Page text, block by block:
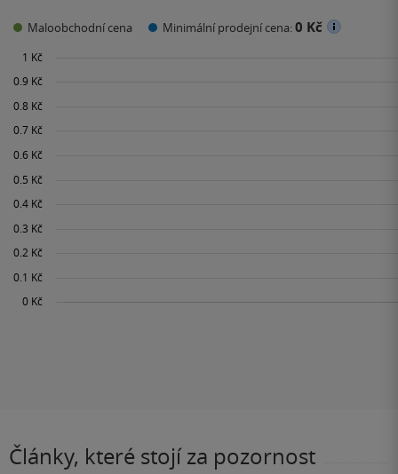
Maloobchodní cena Minimální prodejní cena:0 Kč
Články, které stojí za pozornost